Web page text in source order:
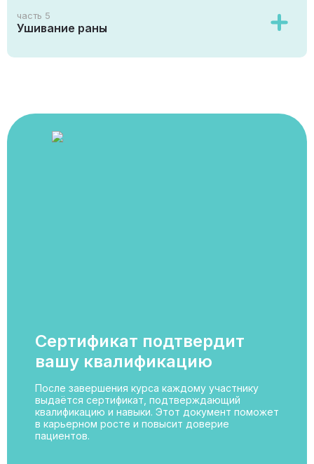
часть 5
Ушивание раны
Сертификат подтвердит
вашу квалификацию
После завершения курса каждому участнику
выдаётся сертификат, подтверждающий
квалификацию и навыки. Этот документ поможет
в карьерном росте и повысит доверие
пациентов.